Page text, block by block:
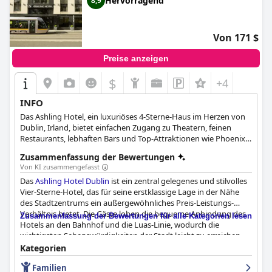
Von 171 $
Preise anzeigen
$ +4
INFO
Das Ashling Hotel, ein luxuriöses 4-Sterne-Haus im Herzen von
Dublin, Irland, bietet einfachen Zugang zu Theatern, feinen
Restaurants, lebhaften Bars und Top-Attraktionen wie Phoenix
komfortable und stilvolle Zimmer und Suiten, die den
unterschiedlichsten Ansprüchen gerecht werden und einen
malerischen Blick auf Dublin City bieten. Als preisgekröntes
Geschäfts- und Konferenzhotel verfügt das Ashling Hotel über
ein sicheres Parkhaus und eine Luas-Straßenbahnhaltestelle
direkt vor der Tür. Gäste können sich in der modernen Iveagh
Bar entspannen oder das legendäre 100-Punkte-
Frühstücksbuffet im Chesterfields Restaurant genießen, das
auch auf diätetische Anforderungen eingeht und ein spezielles
Kindermenü anbietet. Das Hotel verfügt über 15 Tagungsräume
für Geschäftsreisende oder Veranstaltungen, die Platz für 5 bis
Zusammenfassung der Bewertungen
Von KI zusammengefasst
DasAshling Hotel Dublin ist ein zentral gelegenes und stilvolles
Vier-Sterne-Hotel, das für seine erstklassige Lage in der Nähe
des Stadtzentrums ein außergewöhnliches Preis-Leistungs-
Verhältnis bietet. Die Gäste loben die bequeme Anbindung des
Hotels an den Bahnhof und die Luas-Linie, wodurch die
wichtigsten Sehenswürdigkeiten der Stadt leicht zu erreichen
sind. Das Frühstück des Hotels wurde von den Gästen als
fabelhaft, wunderbar und ausgezeichnet beschrieben. Während
einige Gäste gemischte Erfahrungen mit den
Zusammenfassung der Bewertungen für alle Kategorien lesen
Kategorien
Familien